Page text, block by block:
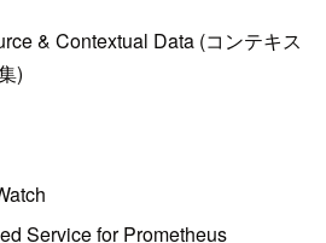
& Contextual Data (コンテキス
)
Service for Prometheus